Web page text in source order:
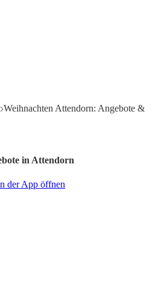
Weihnachten Attendorn: Angebote &
in Attendorn
der App öffnen